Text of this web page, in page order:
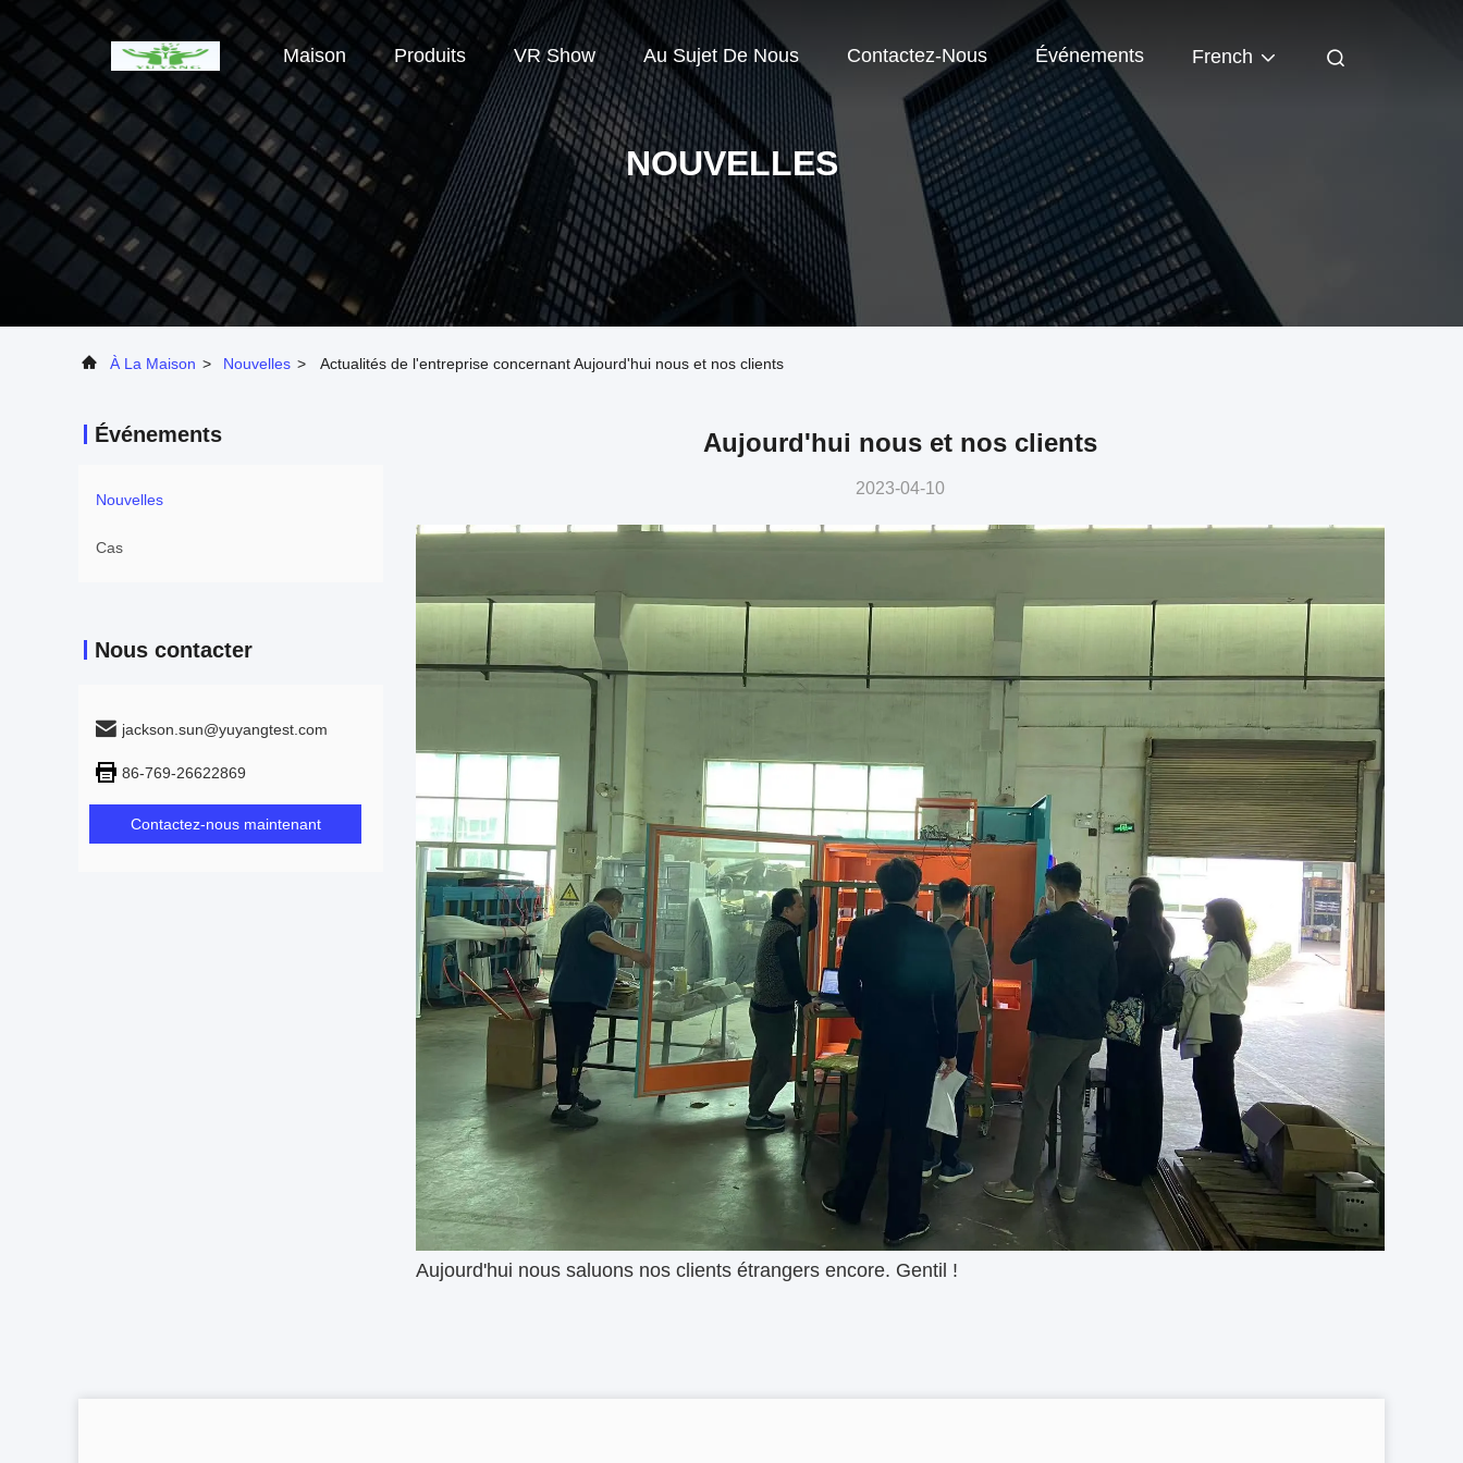
Maison Produits VR Show Au Sujet De Nous Contactez-Nous Événements French
NOUVELLES
À La Maison > Nouvelles > Actualités de l'entreprise concernant Aujourd'hui nous et nos clients
Événements
Nouvelles
Cas
Nous contacter
jackson.sun@yuyangtest.com
86-769-26622869
Contactez-nous maintenant
Aujourd'hui nous et nos clients
2023-04-10
Aujourd'hui nous saluons nos clients étrangers encore. Gentil !